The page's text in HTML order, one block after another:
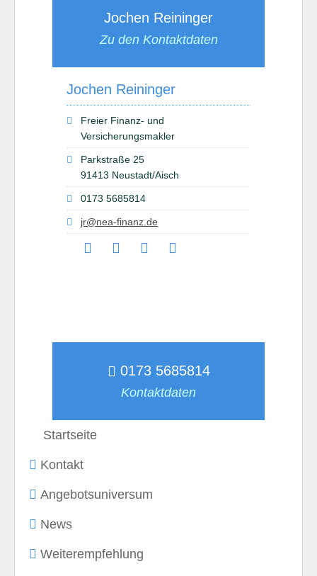
Jochen Reininger
Zu den Kontaktdaten
Jochen Reininger
Freier Finanz- und
Versicherungsmakler
Parkstraße 25
91413 Neustadt/Aisch
0173 5685814
jr@nea-finanz.de
0173 5685814
Kontaktdaten
Startseite
Kontakt
Angebotsuniversum
News
Weiterempfehlung